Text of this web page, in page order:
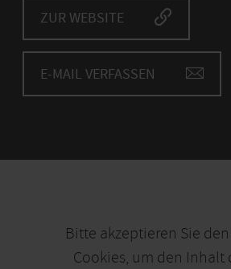
ZUR WEBSITE
E-MAIL VERFASSEN
Bitte akzeptieren Sie
Cookies, um den Inhalt